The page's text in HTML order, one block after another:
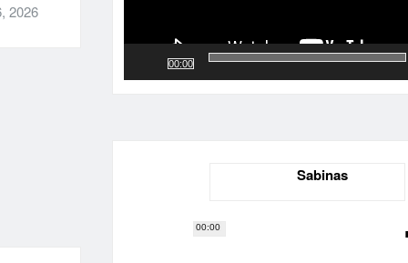
2026
00:00
00:00
Sabinas